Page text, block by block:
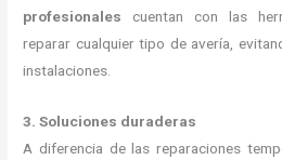
profesionales cuentan con las
reparar cualquier tipo de avería,
instalaciones.
3. Soluciones duraderas
A diferencia de las reparaciones